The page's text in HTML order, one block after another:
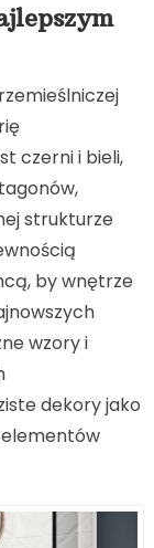
czerni i bieli,
strukturze
by wnętrze
wzory i
dekory jako